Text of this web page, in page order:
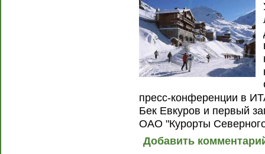
пресс-конференции в
Бек Евкуров и первый
ОАО "Курорты
Добавить